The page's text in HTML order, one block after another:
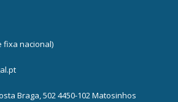
fixa nacional)
Braga, 502 4450-102 Matosinhos